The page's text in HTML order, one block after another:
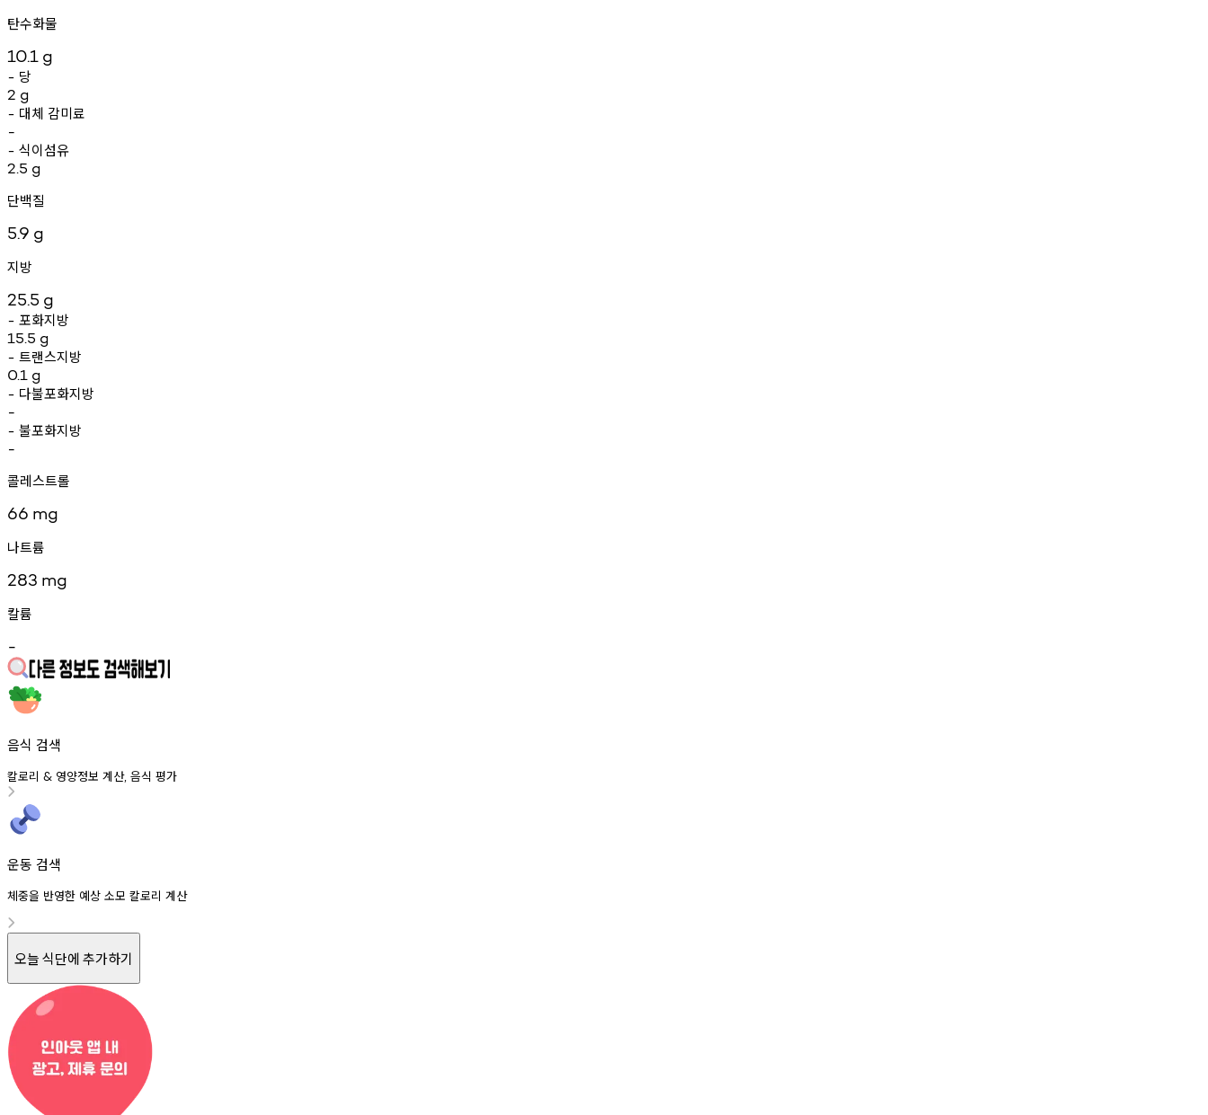
탄수화물
10.1 g
- 당
2 g
- 대체 감미료
-
- 식이섬유
2.5 g
단백질
5.9 g
지방
25.5 g
- 포화지방
15.5 g
- 트랜스지방
0.1 g
- 다불포화지방
-
- 불포화지방
-
콜레스트롤
66 mg
나트륨
283 mg
칼륨
-
음식 검색
칼로리 & 영양정보 계산, 음식 평가
운동 검색
체중을 반영한 예상 소모 칼로리 계산
오늘 식단에 추가하기